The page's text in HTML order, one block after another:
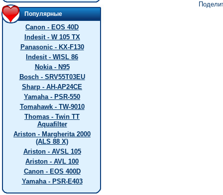
Популярные
Canon - EOS 40D
Indesit - W 105 TX
Panasonic - KX-F130
Indesit - WISL 86
Nokia - N95
Bosch - SRV55T03EU
Sharp - AH-AP24CE
Yamaha - PSR-550
Tomahawk - TW-9010
Thomas - Twin TT
Aquafilter
Ariston - Margherita 2000
(ALS 88 X)
Ariston - AVSL 105
Ariston - AVL 100
Canon - EOS 400D
Yamaha - PSR-E403